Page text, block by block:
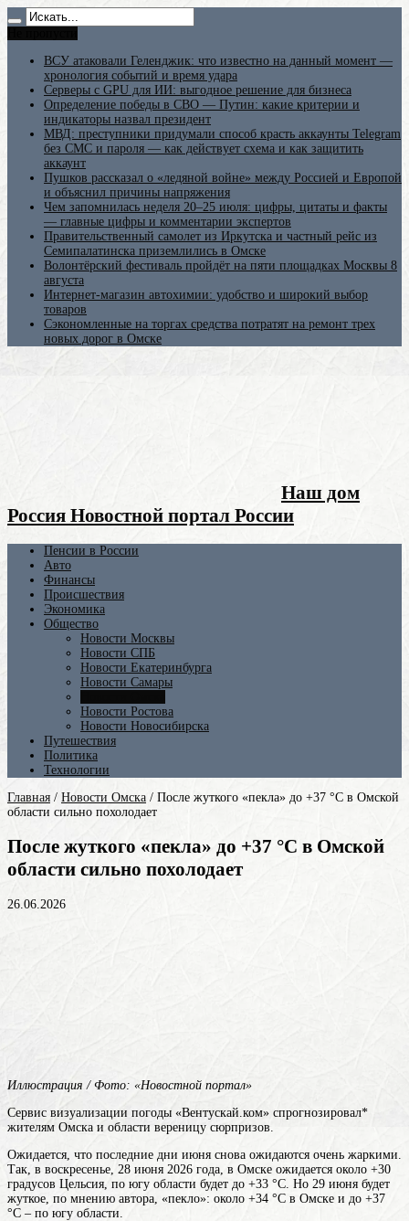
ВСУ атаковали Геленджик: что известно на данный момент —
хронология событий и время удара
Серверы с GPU для ИИ: выгодное решение для бизнеса
Определение победы в СВО — Путин: какие критерии и
индикаторы назвал президент
МВД: преступники придумали способ красть аккаунты Telegram
без СМС и пароля — как действует схема и как защитить
аккаунт
Пушков рассказал о «ледяной войне» между Россией и Европой
и объяснил причины напряжения
Чем запомнилась неделя 20–25 июля: цифры, цитаты и факты
— главные цифры и комментарии экспертов
Правительственный самолет из Иркутска и частный рейс из
Семипалатинска приземлились в Омске
Волонтёрский фестиваль пройдёт на пяти площадках Москвы 8
августа
Интернет-магазин автохимии: удобство и широкий выбор
товаров
Сэкономленные на торгах средства потратят на ремонт трех
новых дорог в Омске
Наш дом
Россия Новостной портал России
Пенсии в России
Авто
Финансы
Происшествия
Экономика
Общество
Новости Москвы
Новости СПБ
Новости Екатеринбурга
Новости Самары
Новости Ростова
Новости Новосибирска
Путешествия
Политика
Технологии
Главная / Новости Омска / После жуткого «пекла» до +37 °C в Омской
области сильно похолодает
После жуткого «пекла» до +37 °C в Омской
области сильно похолодает
26.06.2026
Иллюстрация / Фото: «Новостной портал»
Сервис визуализации погоды «Вентускай.ком» спрогнозировал*
жителям Омска и области вереницу сюрпризов.
Ожидается, что последние дни июня снова ожидаются очень жаркими.
Так, в воскресенье, 28 июня 2026 года, в Омске ожидается около +30
градусов Цельсия, по югу области будет до +33 °C. Но 29 июня будет
жуткое, по мнению автора, «пекло»: около +34 °C в Омске и до +37
°C – по югу области.